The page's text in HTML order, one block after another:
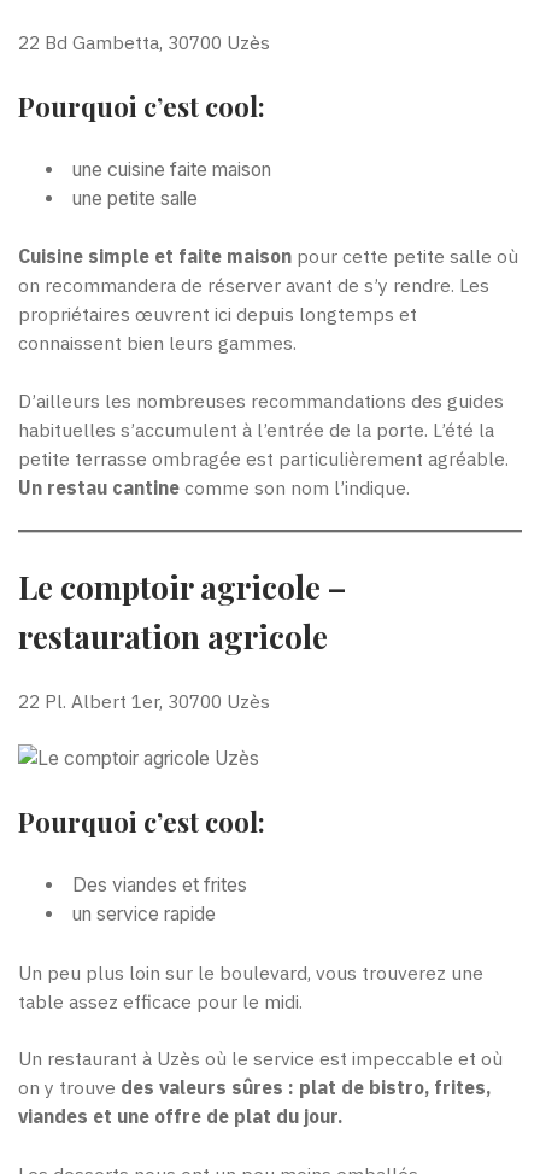
22 Bd Gambetta, 30700 Uzès
Pourquoi c’est cool:
une cuisine faite maison
une petite salle
Cuisine simple et faite maison pour cette petite salle où
on recommandera de réserver avant de s’y rendre. Les
propriétaires œuvrent ici depuis longtemps et
connaissent bien leurs gammes.
D’ailleurs les nombreuses recommandations des guides
habituelles s’accumulent à l’entrée de la porte. L’été la
petite terrasse ombragée est particulièrement agréable.
Un restau cantine comme son nom l’indique.
Le comptoir agricole –
restauration agricole
22 Pl. Albert 1er, 30700 Uzès
Pourquoi c’est cool:
Des viandes et frites
un service rapide
Un peu plus loin sur le boulevard, vous trouverez une
table assez efficace pour le midi.
Un restaurant à Uzès où le service est impeccable et où
on y trouve des valeurs sûres : plat de bistro, frites,
viandes et une offre de plat du jour.